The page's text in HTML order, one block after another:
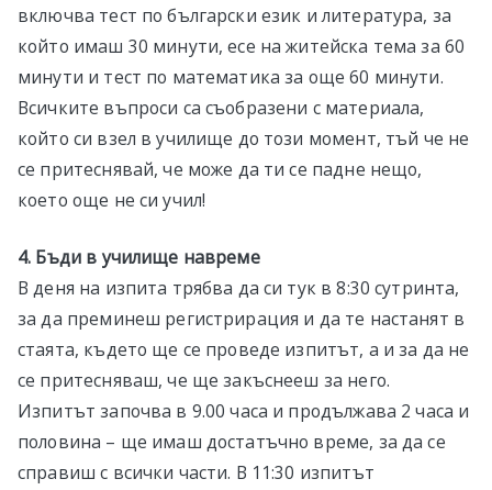
включва тест по български език и литература, за
който имаш 30 минути, есе на житейска тема за 60
минути и тест по математика за още 60 минути.
Всичките въпроси са съобразени с материала,
който си взел в училище до този момент, тъй че не
се притеснявай, че може да ти се падне нещо,
което още не си учил!
4. Бъди в училище навреме
В деня на изпита трябва да си тук в 8:30 сутринта,
за да преминеш регистрирация и да те настанят в
стаята, където ще се проведе изпитът, а и за да не
се притесняваш, че ще закъснееш за него.
Изпитът започва в 9.00 часа и продължава 2 часа и
половина – ще имаш достатъчно време, за да се
справиш с всички части. В 11:30 изпитът